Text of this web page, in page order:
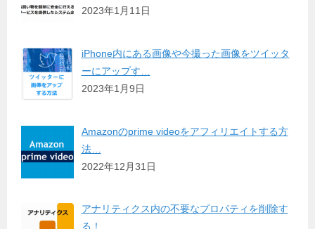
2023年1月11日
iPhone内にある画像や今撮った画像をツイッタ
ーにアップす…
2023年1月9日
Amazonのprime videoをアフィリエイトする方
法…
2022年12月31日
アナリティクス内の不要なプロパティを削除す
る！